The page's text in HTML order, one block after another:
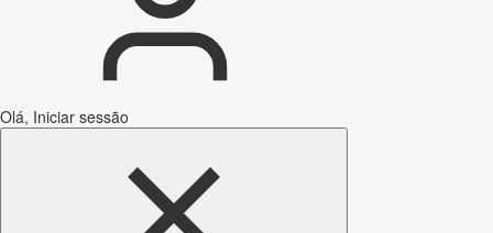
Olá, Iniciar sessão